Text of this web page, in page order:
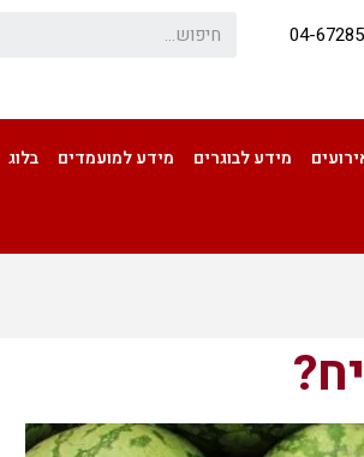
04-
מידע לבוגרים מידע למועמדים בלוג